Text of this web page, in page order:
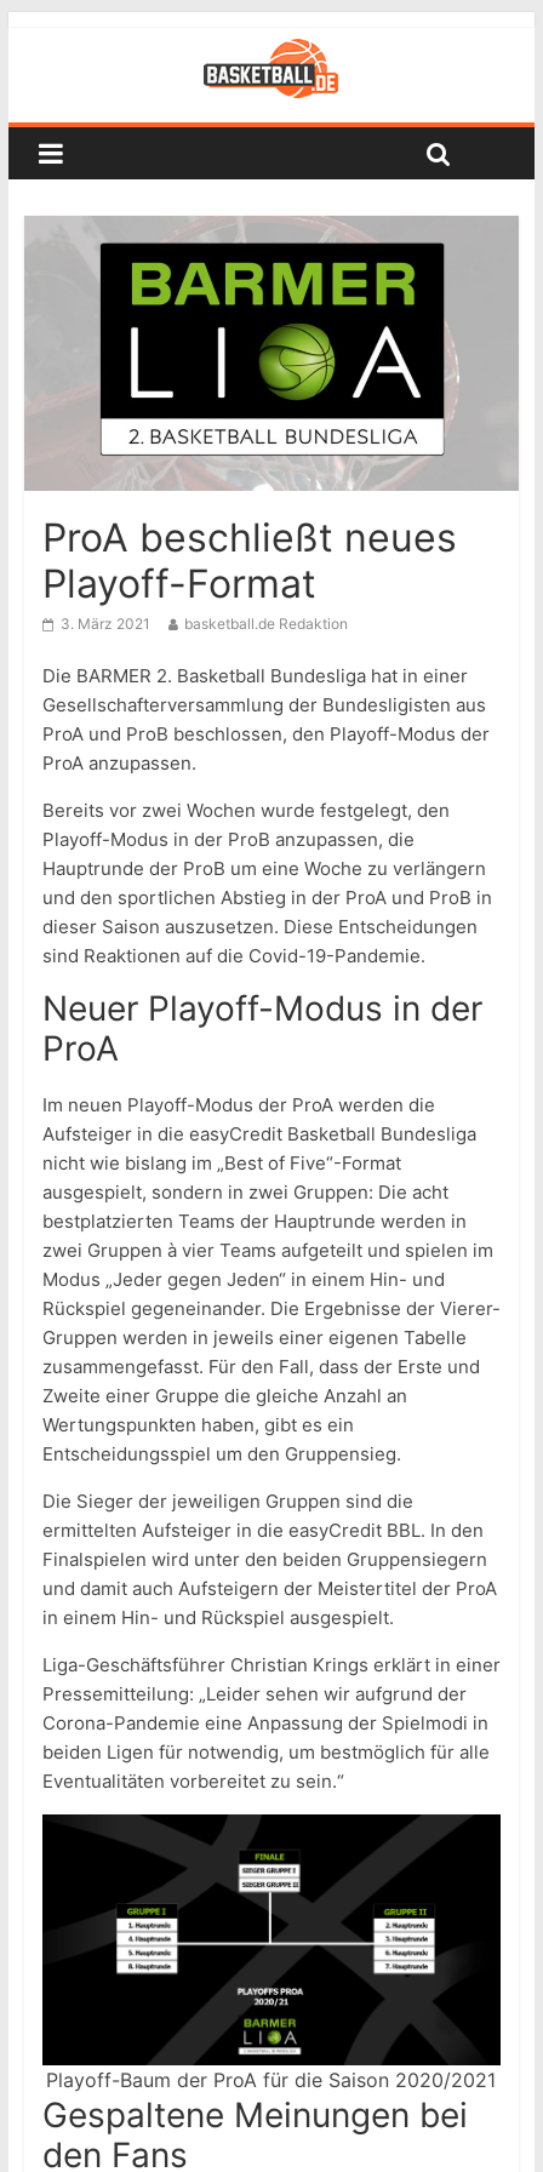
ProA beschließt neues
Playoff-Format
3. März 2021 basketball.de Redaktion
Die BARMER 2. Basketball Bundesliga hat in einer
Gesellschafterversammlung der Bundesligisten aus
ProA und ProB beschlossen, den Playoff-Modus der
ProA anzupassen.
Bereits vor zwei Wochen wurde festgelegt, den
Playoff-Modus in der ProB anzupassen, die
Hauptrunde der ProB um eine Woche zu verlängern
und den sportlichen Abstieg in der ProA und ProB in
dieser Saison auszusetzen. Diese Entscheidungen
sind Reaktionen auf die Covid-19-Pandemie.
Neuer Playoff-Modus in der
ProA
Im neuen Playoff-Modus der ProA werden die
Aufsteiger in die easyCredit Basketball Bundesliga
nicht wie bislang im „Best of Five“-Format
ausgespielt, sondern in zwei Gruppen: Die acht
bestplatzierten Teams der Hauptrunde werden in
zwei Gruppen à vier Teams aufgeteilt und spielen im
Modus „Jeder gegen Jeden“ in einem Hin- und
Rückspiel gegeneinander. Die Ergebnisse der Vierer-
Gruppen werden in jeweils einer eigenen Tabelle
zusammengefasst. Für den Fall, dass der Erste und
Zweite einer Gruppe die gleiche Anzahl an
Wertungspunkten haben, gibt es ein
Entscheidungsspiel um den Gruppensieg.
Die Sieger der jeweiligen Gruppen sind die
ermittelten Aufsteiger in die easyCredit BBL. In den
Finalspielen wird unter den beiden Gruppensiegern
und damit auch Aufsteigern der Meistertitel der ProA
in einem Hin- und Rückspiel ausgespielt.
Liga-Geschäftsführer Christian Krings erklärt in einer
Pressemitteilung: „Leider sehen wir aufgrund der
Corona-Pandemie eine Anpassung der Spielmodi in
beiden Ligen für notwendig, um bestmöglich für alle
Eventualitäten vorbereitet zu sein.“
Playoff-Baum der ProA für die Saison 2020/2021
Gespaltene Meinungen bei
den Fans